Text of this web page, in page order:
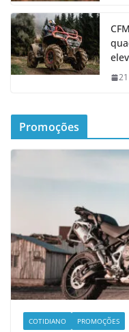
Promoções
COTIDIANO PROMOÇÕES